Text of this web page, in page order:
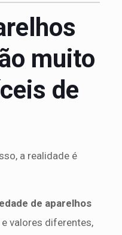
muito
de
a realidade é
de aparelhos
valores diferentes,